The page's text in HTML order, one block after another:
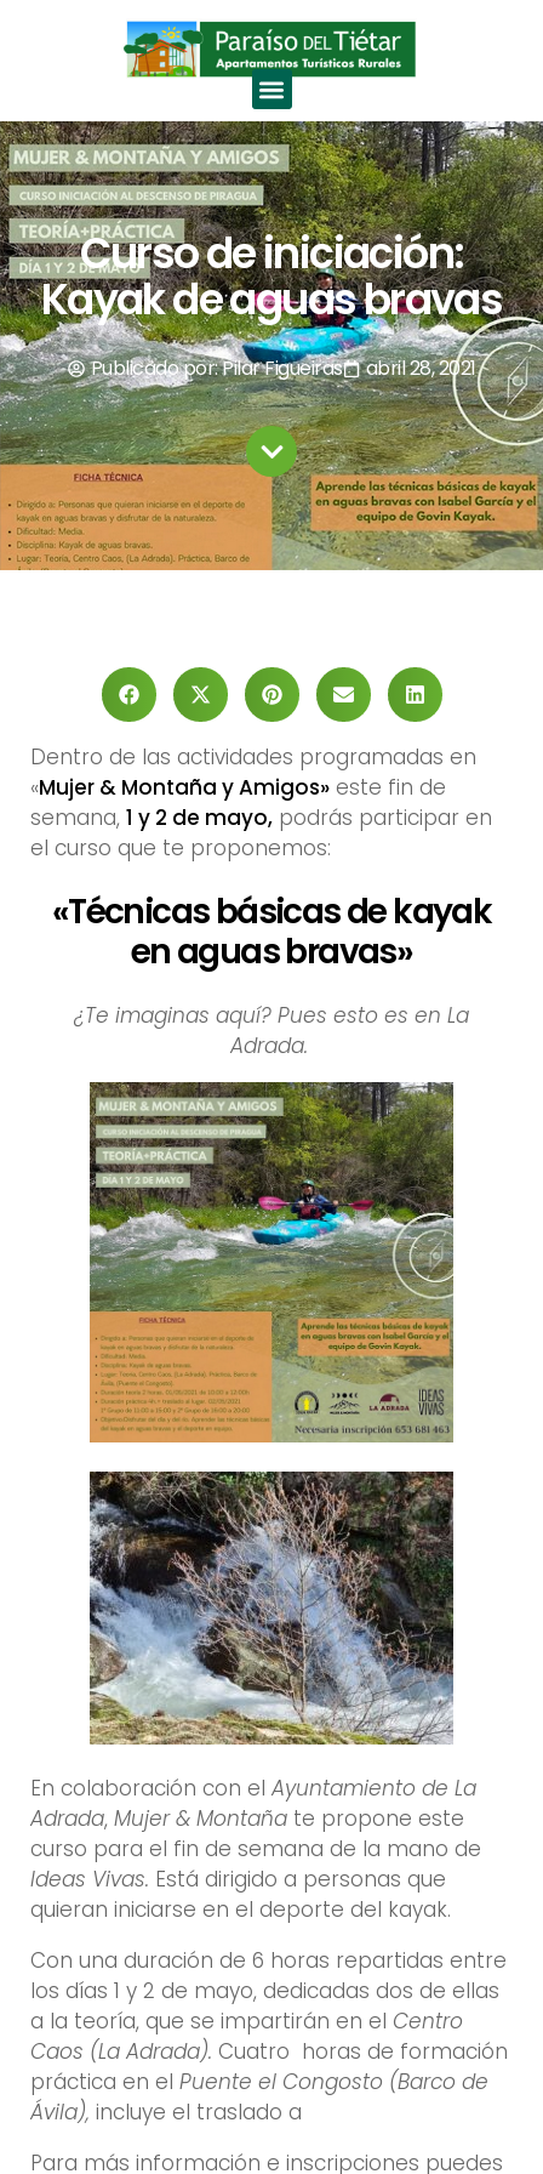
Curso de iniciación:
Kayak de aguas bravas
Publicado por:Pilar Figueiras abril 28, 2021
Dentro de las actividades programadas en
«Mujer & Montaña y Amigos» este fin de
semana, 1 y 2 de mayo, podrás participar en
el curso que te proponemos:
«Técnicas básicas de kayak
en aguas bravas»
¿Te imaginas aquí? Pues esto es en La
Adrada.
En colaboración con el Ayuntamiento de La
Adrada, Mujer & Montaña te propone este
curso para el fin de semana de la mano de
Ideas Vivas. Está dirigido a personas que
quieran iniciarse en el deporte del kayak.
Con una duración de 6 horas repartidas entre
los días 1 y 2 de mayo, dedicadas dos de ellas
a la teoría, que se impartirán en el Centro
Caos (La Adrada). Cuatro horas de formación
práctica en el Puente el Congosto (Barco de
Ávila), incluye el traslado a
Para más información e inscripciones puedes